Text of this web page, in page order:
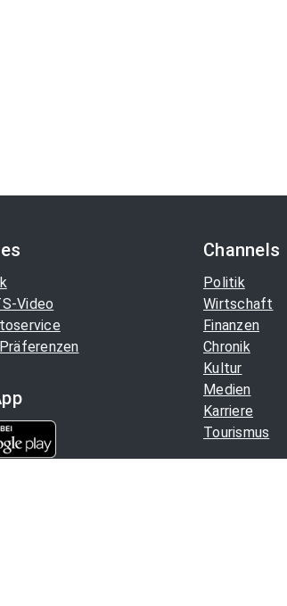
Video
Channels
Politik
Wirtschaft
Finanzen
Chronik
Kultur
Medien
Karriere
Tourismus